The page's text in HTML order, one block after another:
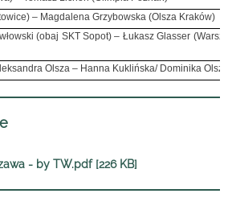
– Magdalena Grzybowska (Olsza Kraków)
(obaj SKT Sopot) – Łukasz Glasser
Olsza – Hanna Kuklińska/ Dominika
- by TW.pdf [226 KB]